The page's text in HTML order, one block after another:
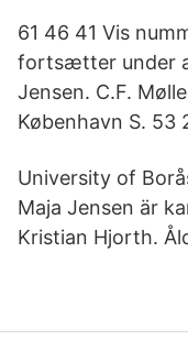
61 46 41 Vis
fortsætter under
Jensen. C.F.
København S. 53
University of
Maja Jensen är
Kristian Hjorth.